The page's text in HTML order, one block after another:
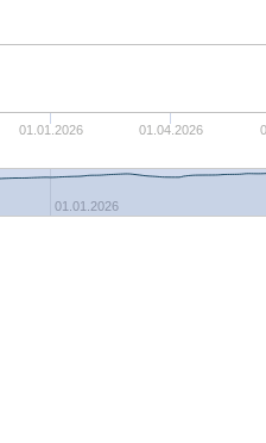
01.01.2026 01.04.2026
01.01.2026